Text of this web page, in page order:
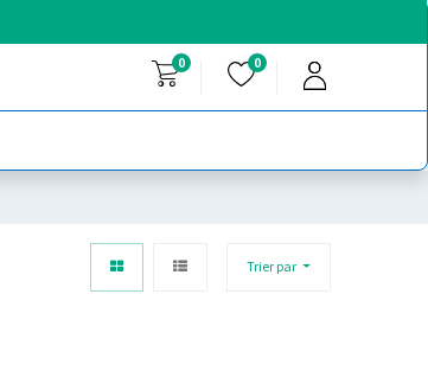
0 0
Trier par